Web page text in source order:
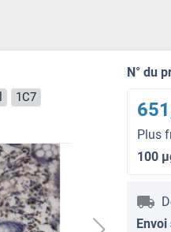
1C7
N° du
Plus
100